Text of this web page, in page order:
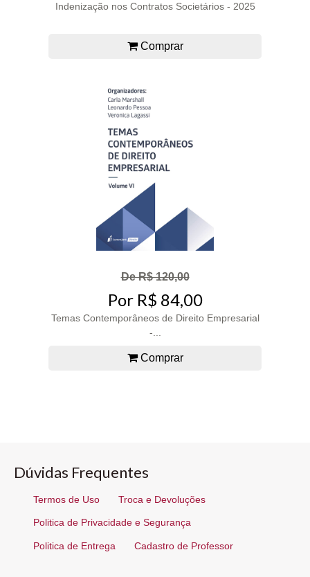
Indenização nos Contratos Societários - 2025
Comprar
De R$ 120,00
Por R$ 84,00
Temas Contemporâneos de Direito Empresarial
-...
Comprar
Dúvidas Frequentes
Termos de Uso Troca e Devoluções
Politica de Privacidade e Segurança
Politica de Entrega Cadastro de Professor